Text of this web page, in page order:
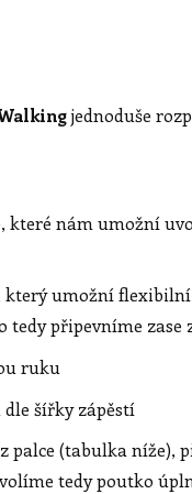
jednoduše
nám umožní
který umožní
tedy připevníme zase
ruku
šířky zápěstí
(tabulka níže),
tedy poutko